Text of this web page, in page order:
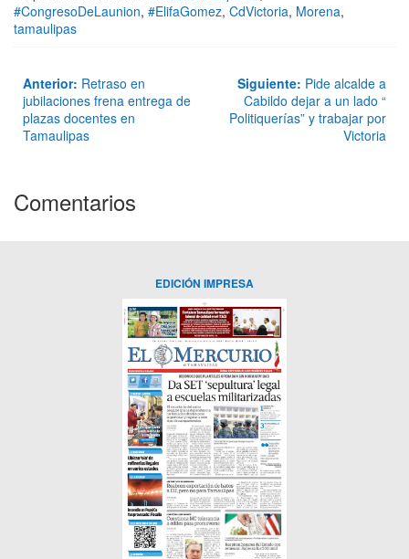
#CongresoDeLaunion, #ElifaGomez, CdVictoria, Morena,
tamaulipas
Anterior: Retraso en
jubilaciones frena entrega de
plazas docentes en
Tamaulipas
Siguiente: Pide alcalde a
Cabildo dejar a un lado “
Politiquerías” y trabajar por
Victoria
Comentarios
EDICIÓN IMPRESA